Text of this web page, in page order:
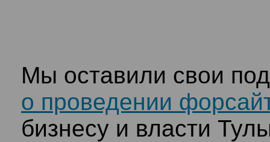
Мы оставили свои
о проведении
бизнесу и власти